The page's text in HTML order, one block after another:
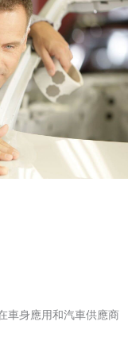
車身應用和汽車供應商